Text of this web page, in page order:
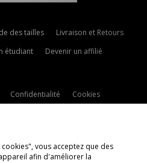
des tailles
Livraison et Retours
étudiant Devenir un affilié
Confidentialité
Cookies
vous acceptez que des
afin d'améliorer la